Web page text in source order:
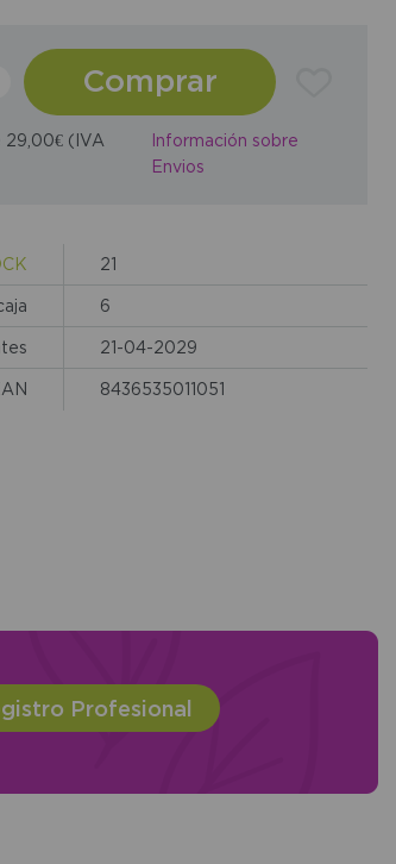
Comprar
(IVA
Información sobre
Envios
21
6
21-04-2029
8436535011051
Profesional